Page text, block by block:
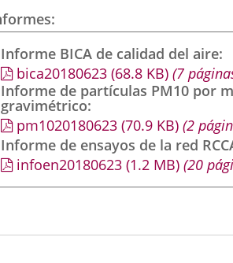
Informe BICA de calidad del aire
bica20180623 (68.8 KB) (7
Informe de partículas PM10 por
gravimétrico
pm1020180623 (70.9 KB) (2
Informe de ensayos de la red
infoen20180623 (1.2 MB) (20